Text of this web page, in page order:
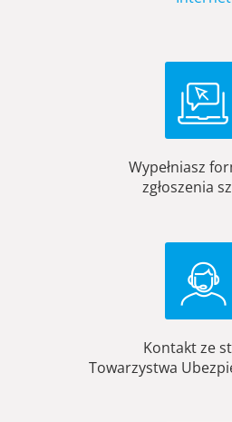
Wypełniasz
zgłoszenia
Kontakt ze
Towarzystwa